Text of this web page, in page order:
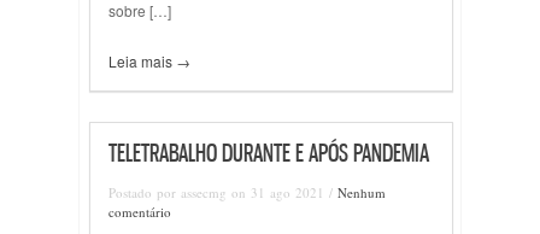
sobre […]
Leia mais →
TELETRABALHO DURANTE E APÓS PANDEMIA
Postado por assecmg on 31 ago 2021 / Nenhum
comentário